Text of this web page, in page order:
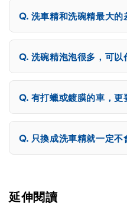
洗車精和洗碗精最大的
洗碗精泡泡很多，可以
有打蠟或鍍膜的車，更
只換成洗車精就一定不
延伸閱讀